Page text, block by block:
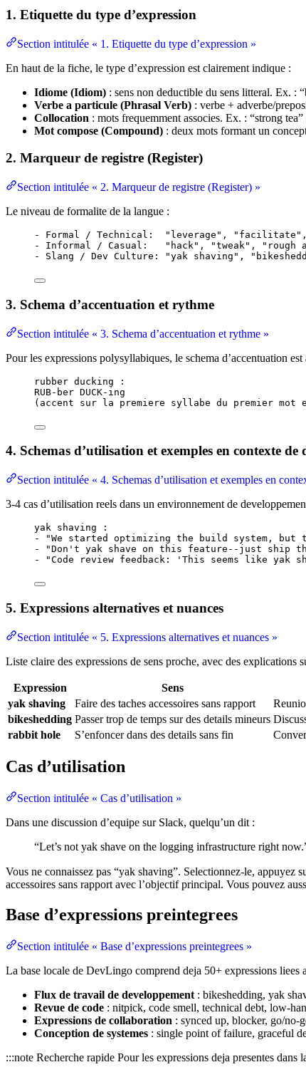
1. Etiquette du type d’expression
Section intitulée « 1. Etiquette du type d’expression »
En haut de la fiche, le type d’expression est clairement indique :
Idiome (Idiom) : sens non deductible du sens litteral. Ex. :
Verbe a particule (Phrasal Verb) : verbe + adverbe/
Collocation : mots frequemment associes. Ex. : “strong
Mot compose (Compound) : deux mots formant un
2. Marqueur de registre (Register)
Section intitulée « 2. Marqueur de registre (Register) »
Le niveau de formalite de la langue :
- Formal / Technical:  "leverage",
- Informal / Casual:   "hack", "tweak", "rough
- Slang / Dev Culture: "yak shaving",
3. Schema d’accentuation et rythme
Section intitulée « 3. Schema d’accentuation et rythme »
Pour les expressions polysyllabiques, le schema d’accentuation
rubber ducking :
RUB-ber DUCK-ing
(accent sur la premiere syllabe du premier mot
4. Schemas d’utilisation et exemples en contexte de
Section intitulée « 4. Schemas d’utilisation et exemples en
3-4 cas d’utilisation reels dans un environnement de
yak shaving :
- "We started optimizing the build system, but
- "Don't yak shave on this feature--just ship
- "Code review feedback: 'This seems like yak
5. Expressions alternatives et nuances
Section intitulée « 5. Expressions alternatives et nuances »
Liste claire des expressions de sens proche, avec des explications
Expression Sens
yak shaving
Faire des taches accessoires sans rapport
bikeshedding Passer trop de temps sur des details mineurs
rabbit hole
S’enfoncer dans des details sans fin
Cas d’utilisation
Section intitulée « Cas d’utilisation »
Dans une discussion d’equipe sur Slack, quelqu’un dit :
“Let’s not yak shave on the logging infrastructure right
Vous ne connaissez pas “yak shaving”. Selectionnez-le,
accessoires sans rapport avec l’objectif principal. Vous pouvez
Base d’expressions preintegrees
Section intitulée « Base d’expressions preintegrees »
La base locale de DevLingo comprend deja 50+ expressions liees
Flux de travail de developpement : bikeshedding, yak
Revue de code : nitpick, code smell, technical debt, low-
Expressions de collaboration : synced up, blocker, go/no-
Conception de systemes : single point of failure, graceful
:::note Recherche rapide Pour les expressions deja presentes